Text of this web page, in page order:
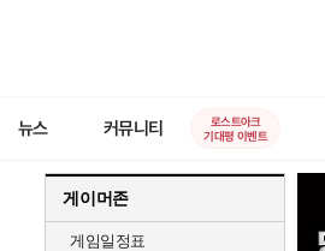
뉴스 커뮤니티
로스트아크
기대평 이벤트
게이머존
게임일정표